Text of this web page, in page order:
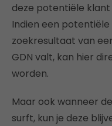
deze potentiële
Indien een
zoekresultaat van
GDN valt, kan hier
worden.
Maar ook wanneer
surft, kun je deze